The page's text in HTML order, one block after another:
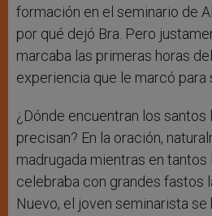
formación en el seminario de
por qué dejó Bra. Pero
marcaba las primeras horas
experiencia que le marcó para
¿Dónde encuentran los santos
precisan? En la oración,
madrugada mientras en
celebraba con grandes fastos
Nuevo, el joven seminarista se